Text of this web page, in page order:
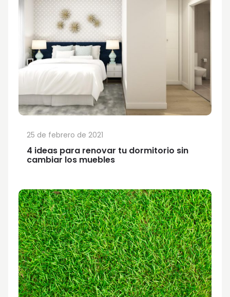
4 ideas para renovar tu dormitorio sin
cambiar los muebles
25 de febrero de 2021